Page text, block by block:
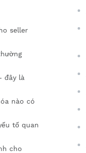
seller
đây là
nào có
tố quan
cho